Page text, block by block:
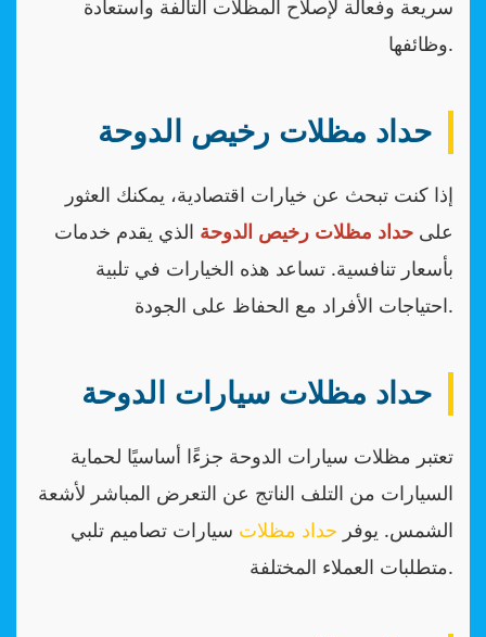
سريعة وفعالة لإصلاح المظلات التالفة واستعادة
وظائفها.
حداد مظلات رخيص الدوحة
إذا كنت تبحث عن خيارات اقتصادية، يمكنك العثور
على حداد مظلات رخيص الدوحة الذي يقدم خدمات
بأسعار تنافسية. تساعد هذه الخيارات في تلبية
احتياجات الأفراد مع الحفاظ على الجودة.
حداد مظلات سيارات الدوحة
تعتبر مظلات سيارات الدوحة جزءًا أساسيًا لحماية
السيارات من التلف الناتج عن التعرض المباشر لأشعة
الشمس. يوفر حداد مظلات سيارات تصاميم تلبي
متطلبات العملاء المختلفة.